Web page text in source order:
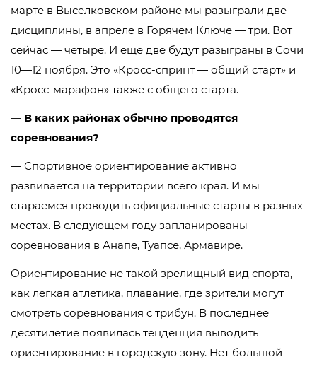
марте в Выселковском районе мы разыграли две
дисциплины, в апреле в Горячем Ключе — три. Вот
сейчас — четыре. И еще две будут разыграны в Сочи
10—12 ноября. Это «Кросс-спринт — общий старт» и
«Кросс-марафон» также с общего старта.
— В каких районах обычно проводятся
соревнования?
— Спортивное ориентирование активно
развивается на территории всего края. И мы
стараемся проводить официальные старты в разных
местах. В следующем году запланированы
соревнования в Анапе, Туапсе, Армавире.
Ориентирование не такой зрелищный вид спорта,
как легкая атлетика, плавание, где зрители могут
смотреть соревнования с трибун. В последнее
десятилетие появилась тенденция выводить
ориентирование в городскую зону. Нет большой